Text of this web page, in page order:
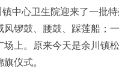
中心卫生院迎来了一批
锣鼓、腰鼓、踩莲船；
上。原来今天是余川镇
仪式。